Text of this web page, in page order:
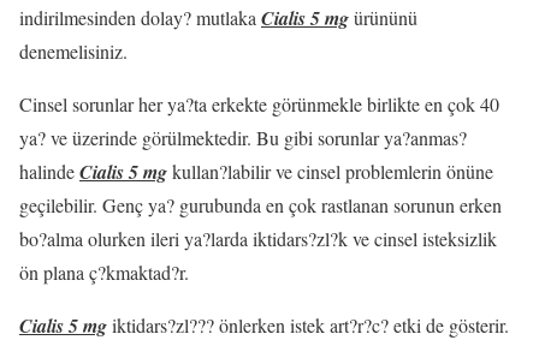
indirilmesinden dolay? mutlaka Cialis 5 mgürününü
denemelisiniz.
Cinsel sorunlar her ya?ta erkekte görünmekle birlikte en çok 40
ya? ve üzerinde görülmektedir. Bu gibi sorunlar ya?anmas?
halindeCialis 5 mgkullan?labilir ve cinsel problemlerin önüne
geçilebilir. Genç ya? gurubunda en çok rastlanan sorunun erken
bo?alma olurken ileri ya?larda iktidars?zl?k ve cinsel isteksizlik
ön plana ç?kmaktad?r.
Cialis 5 mgiktidars?zl??? önlerken istek art?r?c? etki de gösterir.